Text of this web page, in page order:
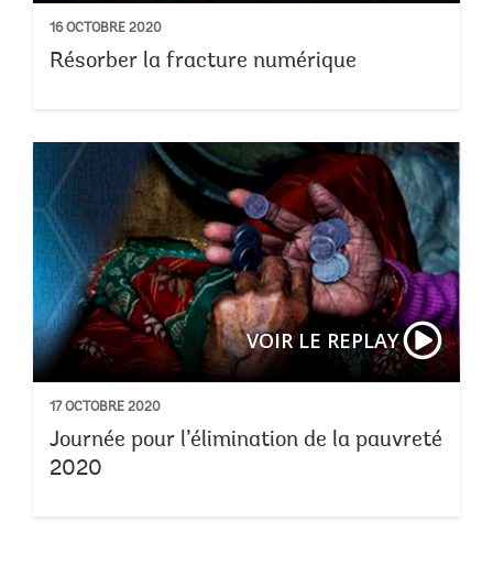
16 OCTOBRE 2020
Résorber la fracture numérique
VOIR LE REPLAY
17 OCTOBRE 2020
Journée pour l’élimination de la pauvreté
2020